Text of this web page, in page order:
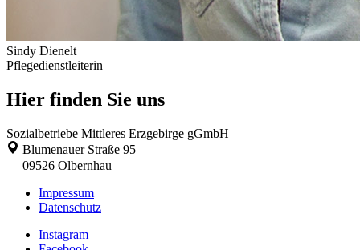
Sindy Dienelt
Pflegedienstleiterin
Hier finden Sie uns
Sozialbetriebe Mittleres Erzgebirge gGmbH
Blumenauer Straße 95
09526 Olbernhau
Impressum
Datenschutz
Instagram